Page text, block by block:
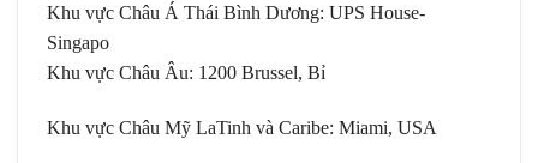
Khu vực Châu Á Thái Bình Dương: UPS House-
Singapo
Khu vực Châu Âu: 1200 Brussel, Bỉ
Khu vực Châu Mỹ LaTinh và Caribe: Miami, USA